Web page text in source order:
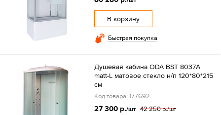
В корзину
Быстрая покупка
Душевая кабина ODA BST 8037A
matt-L матовое стекло н/п 120*80*215
см
Код товара: 177692
27 300 р./шт 42 250 р./шт